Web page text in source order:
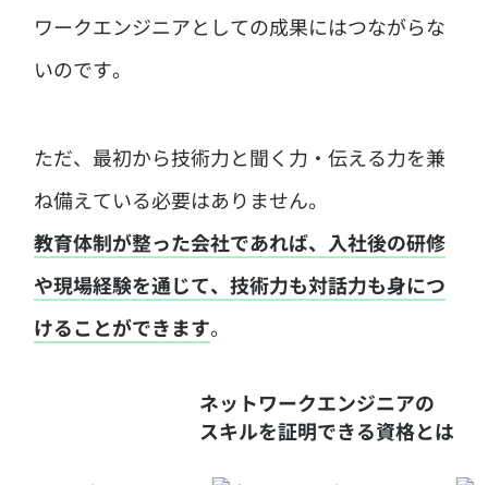
ワークエンジニアとしての成果にはつながらな
いのです。
ただ、最初から技術力と聞く力・伝える力を兼
ね備えている必要はありません。
教育体制が整った会社であれば、入社後の研修
や現場経験を通じて、技術力も対話力も身につ
けることができます。
ネットワークエンジニアの
スキルを証明できる資格とは